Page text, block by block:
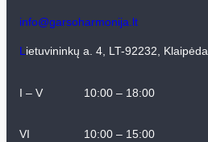
info@garsoharmonija.lt
L ietuvininkų a. 4, LT-92232, Klaipėda
I – V 10:00 – 18:00
VI 10:00 – 15:00